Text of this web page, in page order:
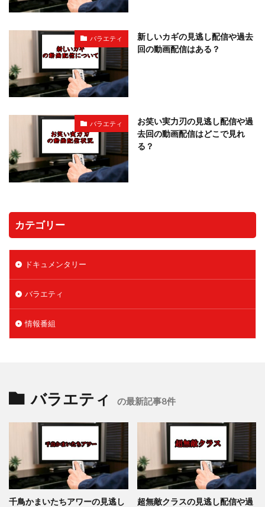
バラエティ
新しいカギの見逃し配信や過去
回の動画配信はある？
バラエティ
お笑い実力刃の見逃し配信や過
去回の動画配信はどこで見れ
る？
カテゴリー
ドキュメンタリー
バラエティ
情報番組
バラエティ の最新記事8件
千鳥かまいたちアワーの見逃し
超無敵クラスの見逃し配信や過